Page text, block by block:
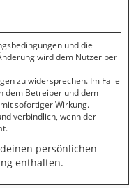
und die
wird dem Nutzer per
zu widersprechen. Im Falle
dem Betreiber und dem
sofortiger Wirkung.
verbindlich, wenn der
persönlichen
enthalten.